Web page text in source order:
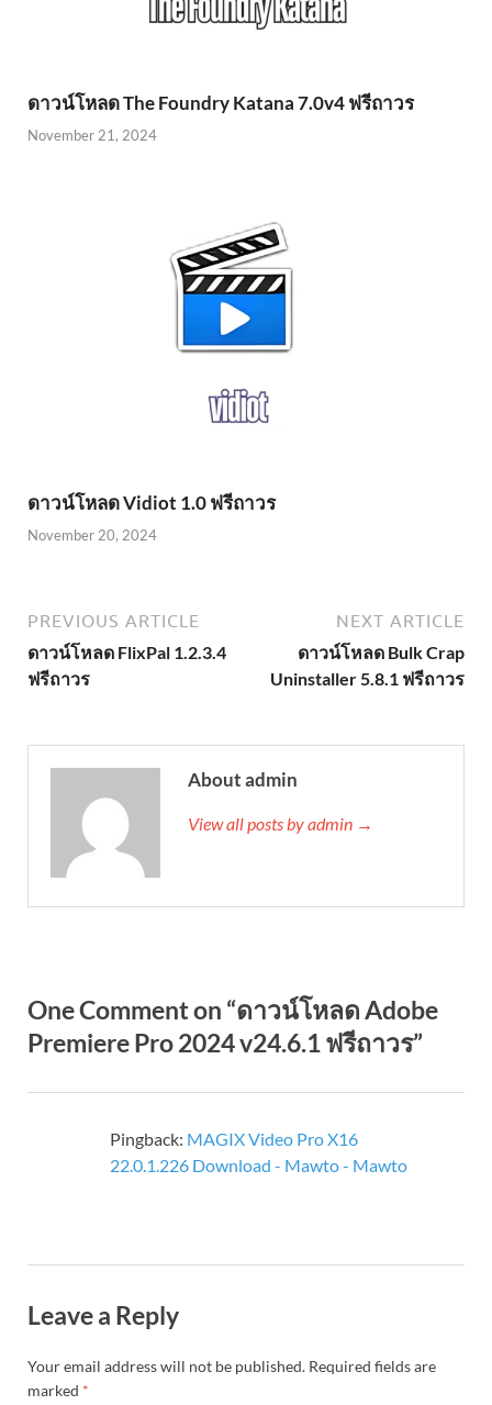
ดาวน์โหลด The Foundry Katana 7.0v4 ฟรีถาวร
November 21, 2024
ดาวน์โหลด Vidiot 1.0 ฟรีถาวร
November 20, 2024
PREVIOUS ARTICLE
ดาวน์โหลด FlixPal 1.2.3.4
ฟรีถาวร
NEXT ARTICLE
ดาวน์โหลด Bulk Crap
Uninstaller 5.8.1 ฟรีถาวร
About admin
View all posts by admin →
One Comment on “ดาวน์โหลด Adobe
Premiere Pro 2024 v24.6.1 ฟรีถาวร”
Pingback: MAGIX Video Pro X16
22.0.1.226 Download - Mawto - Mawto
Leave a Reply
Your email address will not be published. Required fields are
marked *